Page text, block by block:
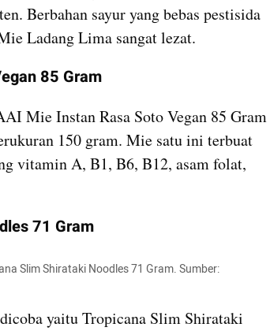
Berbahan sayur yang bebas pestisida
Ladang Lima sangat lezat.
85 Gram
Mie Instan Rasa Soto Vegan 85 Gram
150 gram. Mie satu ini terbuat
vitamin A, B1, B6, B12, asam folat,
71 Gram
Slim Shirataki Noodles 71 Gram. Sumber:
yaitu Tropicana Slim Shirataki